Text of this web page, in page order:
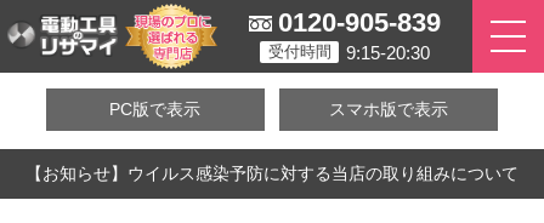
0120-905-839
受付時間 9:15-20:30
PC版で表示 スマホ版で表示
【お知らせ】ウイルス感染予防に対する当店の取り組みについて